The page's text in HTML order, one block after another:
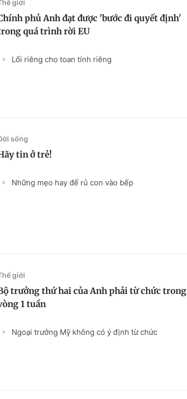
giới
phủ Anh đạt được 'bước đi quyết định'
quá trình rời EU
Lối riêng cho toan tính riêng
sống
tin ở trẻ!
Những mẹo hay để rủ con vào bếp
giới
trưởng thứ hai của Anh phải từ chức trong
1 tuần
Ngoại trưởng Mỹ không có ý định từ chức